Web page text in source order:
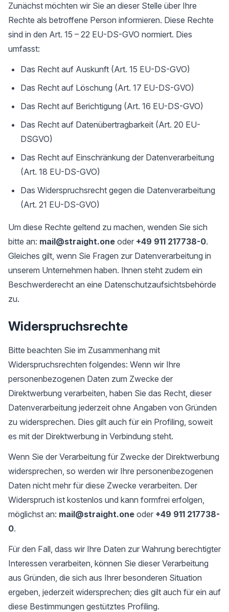
Zunächst möchten wir Sie an dieser Stelle über Ihre
Rechte als betroffene Person informieren. Diese Rechte
sind in den Art. 15 – 22 EU-DS-GVO normiert. Dies
umfasst:
Das Recht auf Auskunft (Art. 15 EU-DS-GVO)
Das Recht auf Löschung (Art. 17 EU-DS-GVO)
Das Recht auf Berichtigung (Art. 16 EU-DS-GVO)
Das Recht auf Datenübertragbarkeit (Art. 20 EU-
DSGVO)
Das Recht auf Einschränkung der Datenverarbeitung
(Art. 18 EU-DS-GVO)
Das Widerspruchsrecht gegen die Datenverarbeitung
(Art. 21 EU-DS-GVO)
Um diese Rechte geltend zu machen, wenden Sie sich
bitte an: mail@straight.one oder +49 911 217738-0.
Gleiches gilt, wenn Sie Fragen zur Datenverarbeitung in
unserem Unternehmen haben. Ihnen steht zudem ein
Beschwerderecht an eine Datenschutzaufsichtsbehörde
zu.
Widerspruchsrechte
Bitte beachten Sie im Zusammenhang mit
Widerspruchsrechten folgendes: Wenn wir Ihre
personenbezogenen Daten zum Zwecke der
Direktwerbung verarbeiten, haben Sie das Recht, dieser
Datenverarbeitung jederzeit ohne Angaben von Gründen
zu widersprechen. Dies gilt auch für ein Profiling, soweit
es mit der Direktwerbung in Verbindung steht.
Wenn Sie der Verarbeitung für Zwecke der Direktwerbung
widersprechen, so werden wir Ihre personenbezogenen
Daten nicht mehr für diese Zwecke verarbeiten. Der
Widerspruch ist kostenlos und kann formfrei erfolgen,
möglichst an: mail@straight.one oder +49 911 217738-
0.
Für den Fall, dass wir Ihre Daten zur Wahrung berechtigter
Interessen verarbeiten, können Sie dieser Verarbeitung
aus Gründen, die sich aus Ihrer besonderen Situation
ergeben, jederzeit widersprechen; dies gilt auch für ein auf
diese Bestimmungen gestütztes Profiling.